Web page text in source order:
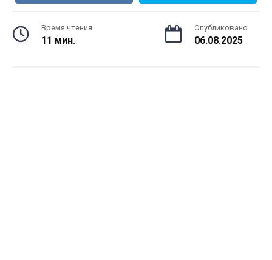
Время чтения
11 мин.
Опубликовано
06.08.2025